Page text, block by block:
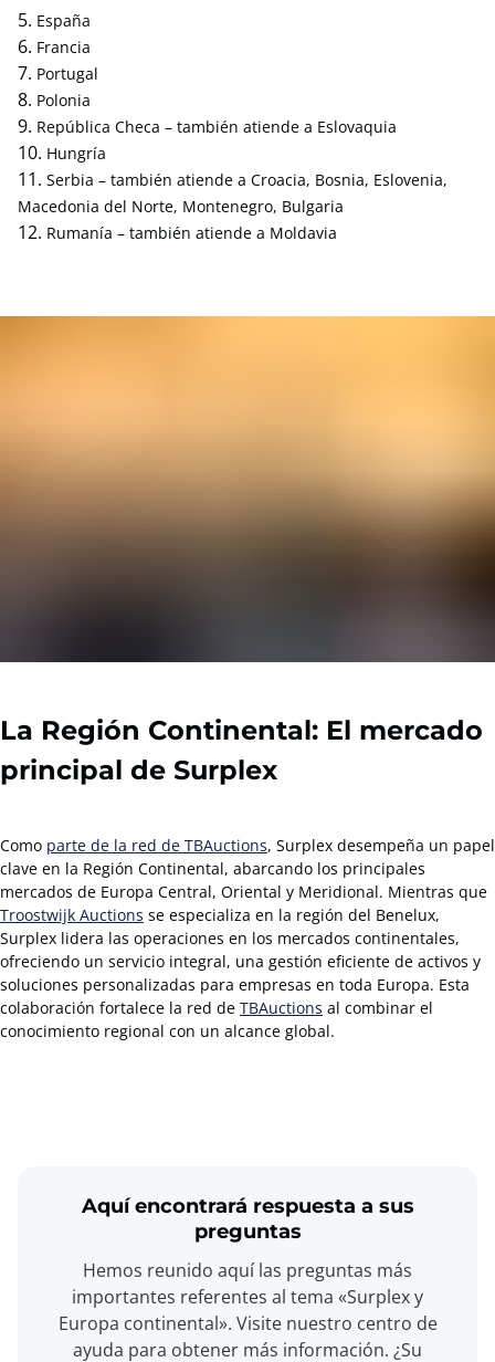
España
Francia
Portugal
Polonia
República Checa – también atiende a Eslovaquia
Hungría
Serbia – también atiende a Croacia, Bosnia, Eslovenia,
Macedonia del Norte, Montenegro, Bulgaria
Rumanía – también atiende a Moldavia
La Región Continental: El mercado
principal de Surplex
Como parte de la red de TBAuctions, Surplex desempeña un papel
clave en la Región Continental, abarcando los principales
mercados de Europa Central, Oriental y Meridional. Mientras que
Troostwijk Auctions se especializa en la región del Benelux,
Surplex lidera las operaciones en los mercados continentales,
ofreciendo un servicio integral, una gestión eficiente de activos y
soluciones personalizadas para empresas en toda Europa. Esta
colaboración fortalece la red de TBAuctions al combinar el
conocimiento regional con un alcance global.
Aquí encontrará respuesta a sus
preguntas
Hemos reunido aquí las preguntas más
importantes referentes al tema «Surplex y
Europa continental». Visite nuestro centro de
ayuda para obtener más información. ¿Su